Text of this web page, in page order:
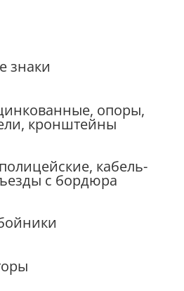
знаки
опоры,
кронштейны
кабель-
с бордюра